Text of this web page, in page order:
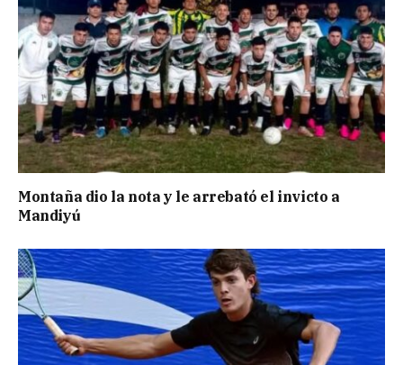
Montaña dio la nota y le arrebató el invicto a
Mandiyú